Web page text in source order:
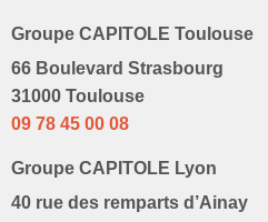
Groupe CAPITOLE Toulouse
66 Boulevard Strasbourg
31000 Toulouse
09 78 45 00 08
Groupe CAPITOLE Lyon
40 rue des remparts d’Ainay